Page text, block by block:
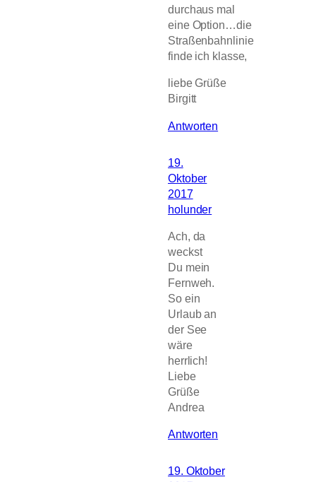
durchaus mal
eine Option…die
Straßenbahnlinie
finde ich klasse,
liebe Grüße
Birgitt
Antworten
19.
Oktober
2017
holunder
Ach, da
weckst
Du mein
Fernweh.
So ein
Urlaub an
der See
wäre
herrlich!
Liebe
Grüße
Andrea
Antworten
19. Oktober